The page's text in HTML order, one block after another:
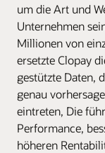
um die Art und
Unternehmen
Millionen von
ersetzte Clopay
gestützte Daten,
genau
eintreten, Die
Performance,
höheren